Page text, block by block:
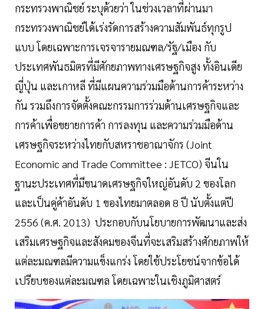
กระทรวงพาณิชย์ ระบุด้วยว่า ในช่วงเวลาที่ผ่านมา
กระทรวงพาณิชย์ได้เร่งรัดการสร้างความสัมพันธ์ทุกรูป
แบบ โดยเฉพาะการเจรจารายมณฑล/รัฐ/เมือง กับ
ประเทศพันธมิตรที่มีศักยภาพทางเศรษฐกิจสูง ทั้งอินเดีย
ญี่ปุ่น และเกาหลี ที่มีแผนความร่วมมือด้านการค้าระหว่าง
กัน รวมถึงการจัดตั้งคณะกรรมการร่วมด้านเศรษฐกิจและ
การค้าเพื่อขยายการค้า การลงทุน และความร่วมมือด้าน
เศรษฐกิจระหว่างไทยกับสหราชอาณาจักร (Joint
Economic and Trade Committee : JETCO) ​จีนใน
ฐานะประเทศที่มีขนาดเศรษฐกิจใหญ่อันดับ 2 ของโลก
และเป็นคู่ค้าอันดับ 1 ของไทยมาตลอด 8 ปี นับตั้งแต่ปี
2556 (ค.ศ. 2013) ประกอบกับนโยบายการพัฒนาและส่ง
เสริมเศรษฐกิจและสังคมของจีนที่จะเสริมสร้างศักยภาพให้
แต่ละมณฑลมีความแข็งแกร่ง โดยใช้ประโยชน์จากข้อได้
เปรียบของแต่ละมณฑล โดยเฉพาะในเชิงภูมิศาสตร์